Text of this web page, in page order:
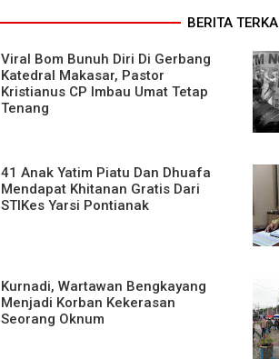
BERITA
Viral Bom Bunuh Diri Di Gerbang
Katedral Makasar, Pastor
Kristianus CP Imbau Umat Tetap
Tenang
41 Anak Yatim Piatu Dan Dhuafa
Mendapat Khitanan Gratis Dari
STIKes Yarsi Pontianak
Kurnadi, Wartawan Bengkayang
Menjadi Korban Kekerasan
Seorang Oknum